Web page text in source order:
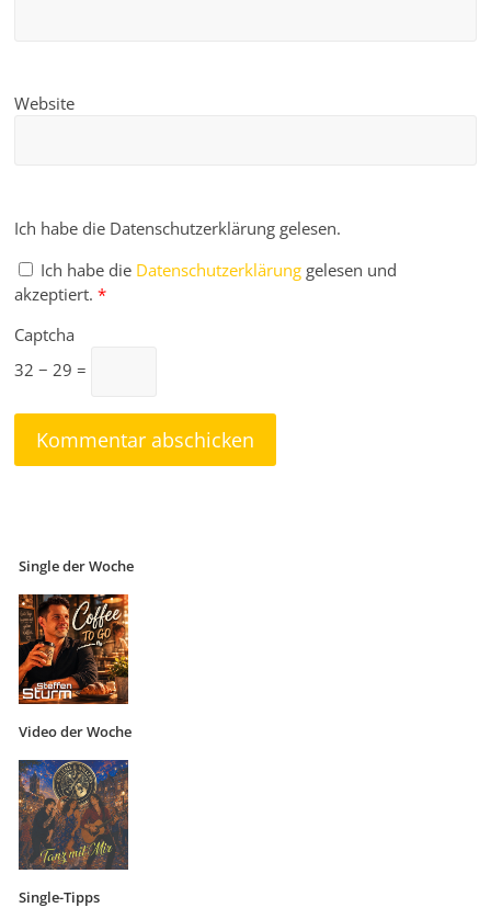
Website
Ich habe die Datenschutzerklärung gelesen.
Ich habe die Datenschutzerklärung gelesen und
akzeptiert. *
Captcha
32 − 29 =
Single der Woche
Video der Woche
Single-Tipps